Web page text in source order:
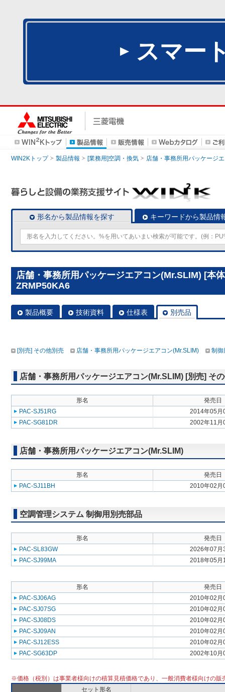
スマー
WIN2Kトップ 製品情報 [業務用]空調・換気 店舗・事務所用パッケージ
形名から製品情報を探す キーワードから製品情
店舗・事務所用パッケージエアコン(Mr.SLIM) [本
ZRMP50KA6
製品概要 技術資料 仕様表 別売品
[別売] その他別売 店舗・事務所用パッケージエアコン(Mr.SLIM) 制御
店舗・事務所用パッケージエアコン(Mr.SLIM) [別売] そ
形名
発売日
PAC-SJ51RG
2014年05月
PAC-SG81DR
2002年11月
店舗・事務所用パッケージエアコン(Mr.SLIM)
形名
発売日
PAC-SJ11BH
2010年02月
空調管理システム 制御用別売部品
形名
発売日
PAC-SL83GW
2026年07月
PAC-SJ99MA
2018年05月
形名
発売日
PAC-SJ06AG
2010年02月
PAC-SJ07SG
2010年02月
PAC-SJ08DS
2010年02月
PAC-SJ09AN
2010年02月
PAC-SJ12ESS
2010年02月
PAC-SG63DP
2002年10月
※価格（税別）は事業者様向けの積算見積価格であり、一般消費者様向けの販
セット形名